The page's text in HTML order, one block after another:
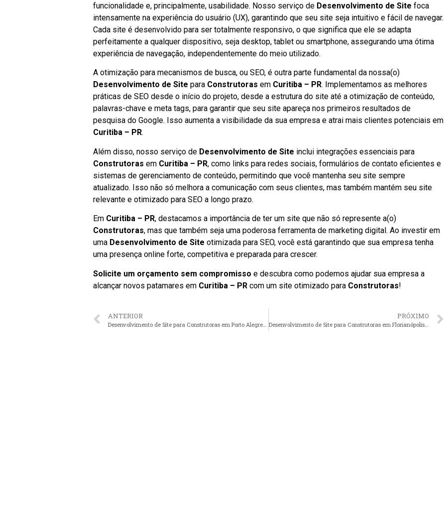
funcionalidade e, principalmente, usabilidade. Nosso serviço de Desenvolvimento de Site foca
intensamente na experiência do usuário (UX), garantindo que seu site seja intuitivo e fácil de navegar.
Cada site é desenvolvido para ser totalmente responsivo, o que significa que ele se adapta
perfeitamente a qualquer dispositivo, seja desktop, tablet ou smartphone, assegurando uma ótima
experiência de navegação, independentemente do meio utilizado.
A otimização para mecanismos de busca, ou SEO, é outra parte fundamental da nossa(o)
Desenvolvimento de Site para Construtoras em Curitiba – PR. Implementamos as melhores
práticas de SEO desde o início do projeto, desde a estrutura do site até a otimização de conteúdo,
palavras-chave e meta tags, para garantir que seu site apareça nos primeiros resultados de
pesquisa do Google. Isso aumenta a visibilidade da sua empresa e atrai mais clientes potenciais em
Curitiba – PR.
Além disso, nosso serviço de Desenvolvimento de Site inclui integrações essenciais para
Construtoras em Curitiba – PR, como links para redes sociais, formulários de contato eficientes e
sistemas de gerenciamento de conteúdo, permitindo que você mantenha seu site sempre
atualizado. Isso não só melhora a comunicação com seus clientes, mas também mantém seu site
relevante e otimizado para SEO a longo prazo.
Em Curitiba – PR, destacamos a importância de ter um site que não só represente a(o)
Construtoras, mas que também seja uma poderosa ferramenta de marketing digital. Ao investir em
uma Desenvolvimento de Site otimizada para SEO, você está garantindo que sua empresa tenha
uma presença online forte, competitiva e preparada para crescer.
Solicite um orçamento sem compromisso e descubra como podemos ajudar sua empresa a
alcançar novos patamares em Curitiba – PR com um site otimizado para Construtoras!
ANTERIOR PRÓXIMO
Desenvolvimento de Site para Construtoras em Florianópolis – SC faça seu orçamento